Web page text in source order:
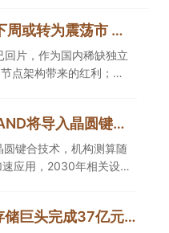
【狙击龙虎榜】反弹兑现窗口临近下周或转为震荡市 新高因子凸显成为量化重要考量因素
片，作为国内稀缺独立
点架构带来的红利；②
【电报解读】SK海力士确认V10 NAND将导入晶圆键合技术，机构测算随着混合键合技术在HBM等领域加速应用，2030年相关设备市场规模有望达到100亿元，这家公司正布局用于半导体存储器产品的测试设备
键合技术，机构测算随
应用，2030年相关设备
【财联社早知道】溢价45%！A股存储巨头完成37亿元定增，机构称AI数据中心存储芯片供应短缺的情况仍在加剧；英伟达据悉拟向Lancium投资最高30亿美元，支持AI数据中心电力基础设施